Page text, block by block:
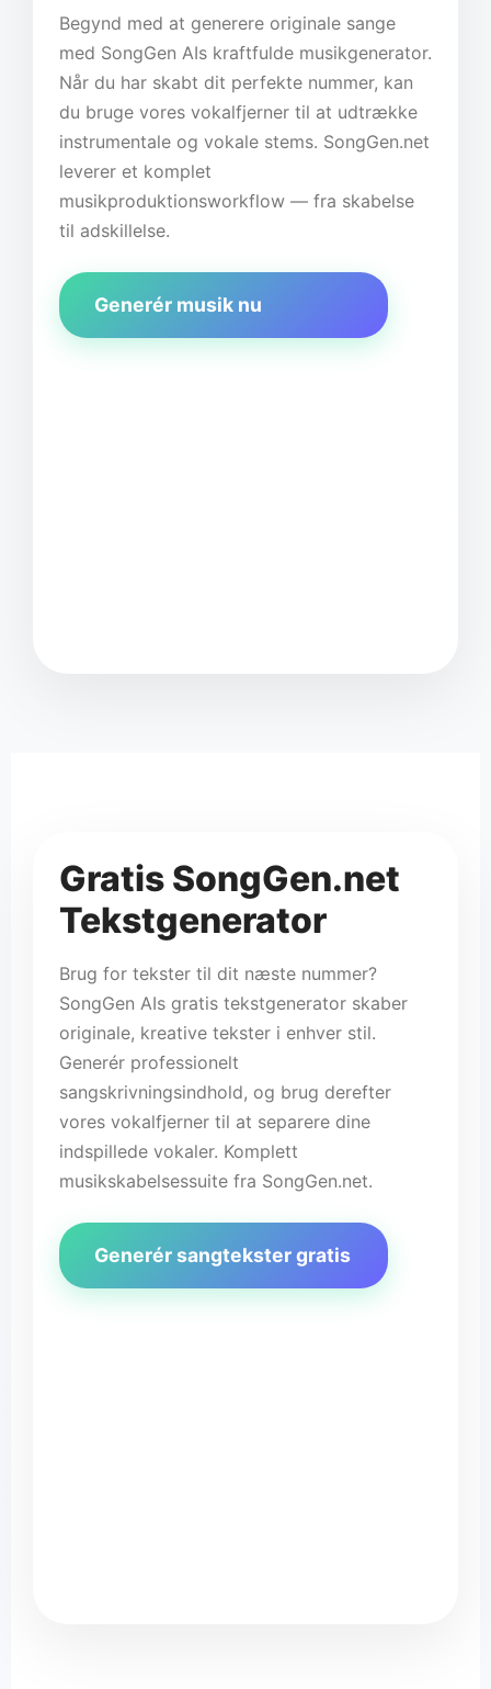
Begynd med at generere originale sange
med SongGen AIs kraftfulde musikgenerator.
Når du har skabt dit perfekte nummer, kan
du bruge vores vokalfjerner til at udtrække
instrumentale og vokale stems. SongGen.net
leverer et komplet
musikproduktionsworkflow — fra skabelse
til adskillelse.
Generér musik nu
Gratis SongGen.net
Tekstgenerator
Brug for tekster til dit næste nummer?
SongGen AIs gratis tekstgenerator skaber
originale, kreative tekster i enhver stil.
Generér professionelt
sangskrivningsindhold, og brug derefter
vores vokalfjerner til at separere dine
indspillede vokaler. Komplett
musikskabelsessuite fra SongGen.net.
Generér sangtekster gratis